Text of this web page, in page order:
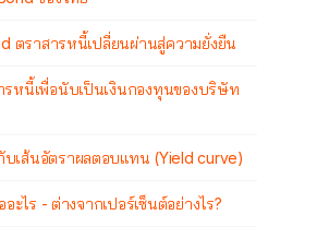
ตราสารหนี้เปลี่ยนผ่านสู่ความยั่งยืน
รหนี้เพื่อนับเป็นเงินกองทุนของบริษัท
บเส้นอัตราผลตอบแทน (Yield curve)
ะไร - ต่างจากเปอร์เซ็นต์อย่างไร?